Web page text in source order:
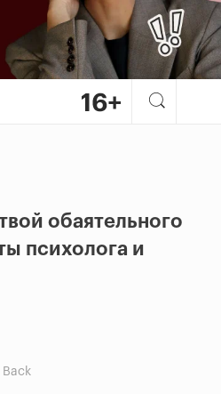
обаятельного
психолога и
Back